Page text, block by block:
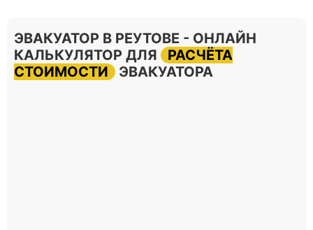
ЭВАКУАТОР В РЕУТОВЕ - ОНЛАЙН
КАЛЬКУЛЯТОР ДЛЯ
РАСЧЁТА
СТОИМОСТИ
ЭВАКУАТОРА